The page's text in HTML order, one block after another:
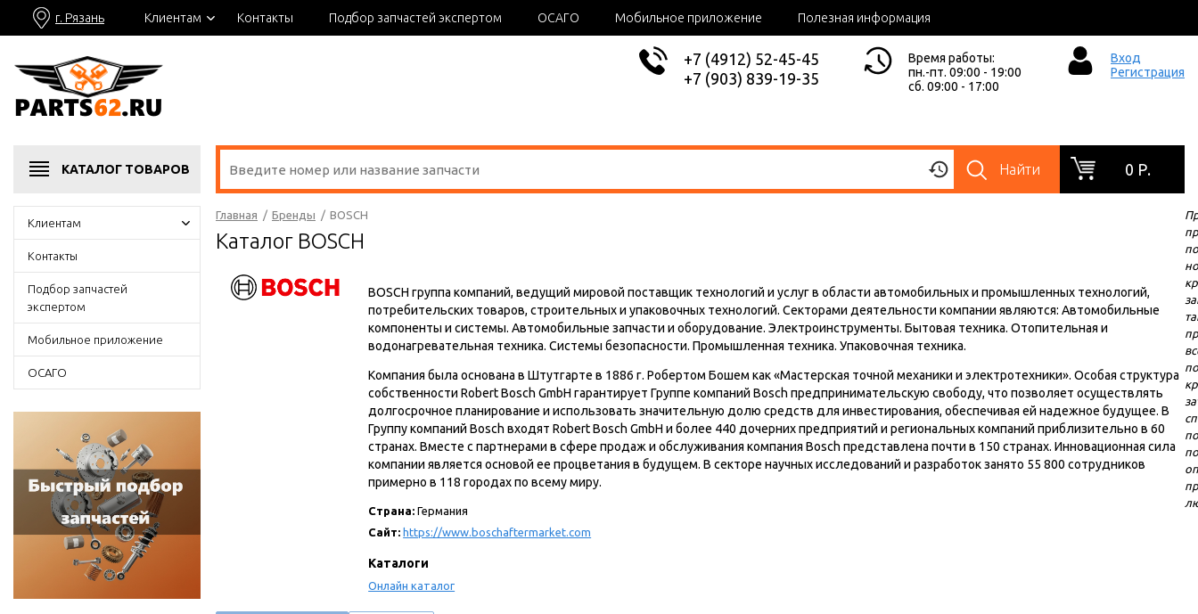
г. Рязань Клиентам Контакты Подбор запчастей экспертом ОСАГО Мобильное приложение Полезная информация
+7 (4912) 52-45-45
+7 (903) 839-19-35
Время работы:
пн.-пт. 09:00 - 19:00
сб. 09:00 - 17:00
Вход
Регистрация
КАТАЛОГ ТОВАРОВ Найти 0 Р.
Клиентам
Контакты
Подбор запчастей
экспертом
Мобильное приложение
ОСАГО
Главная / Бренды / BOSCH
Каталог BOSCH
BOSCH группа компаний, ведущий мировой поставщик технологий и услуг в области автомобильных и промышленных технологий,
потребительских товаров, строительных и упаковочных технологий. Секторами деятельности компании являются: Автомобильные
компоненты и системы. Автомобильные запчасти и оборудование. Электроинструменты. Бытовая техника. Отопительная и
водонагревательная техника. Системы безопасности. Промышленная техника. Упаковочная техника.
Компания была основана в Штутгарте в 1886 г. Робертом Бошем как «Мастерская точной механики и электротехники». Особая структура
собственности Robert Bosch GmbH гарантирует Группе компаний Bosch предпринимательскую свободу, что позволяет осуществлять
долгосрочное планирование и использовать значительную долю средств для инвестирования, обеспечивая ей надежное будущее. В
Группу компаний Bosch входят Robert Bosch GmbH и более 440 дочерних предприятий и региональных компаний приблизительно в 60
странах. Вместе с партнерами в сфере продаж и обслуживания компания Bosch представлена почти в 150 странах. Инновационная сила
компании является основой ее процветания в будущем. В секторе научных исследований и разработок занято 55 800 сотрудников
примерно в 118 городах по всему миру.
Страна:Германия
Сайт: https://www.boschaftermarket.com
Каталоги
Онлайн каталог